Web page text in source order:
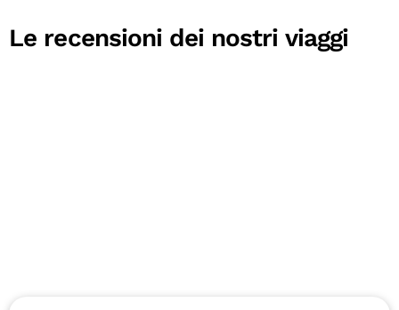
Le recensioni dei nostri viaggi